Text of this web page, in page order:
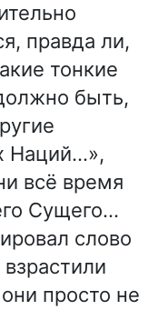
правда ли,
тонкие
быть,
Наций…»,
всё время
Сущего…
слово
просто не